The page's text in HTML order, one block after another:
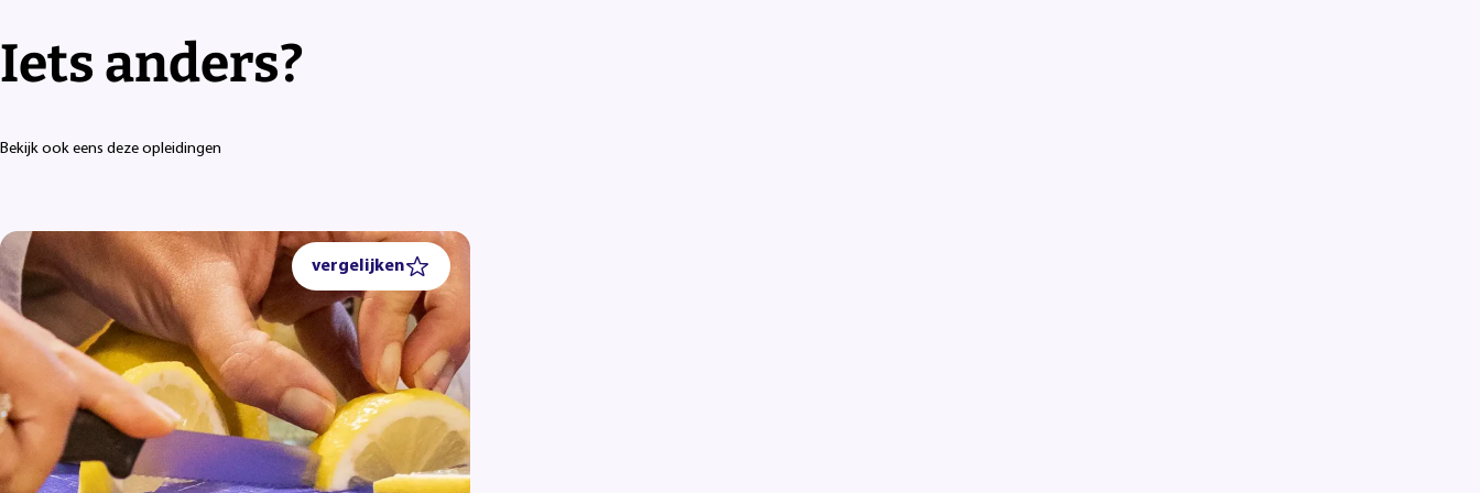
Iets anders?
Bekijk ook eens deze opleidingen
vergelijken